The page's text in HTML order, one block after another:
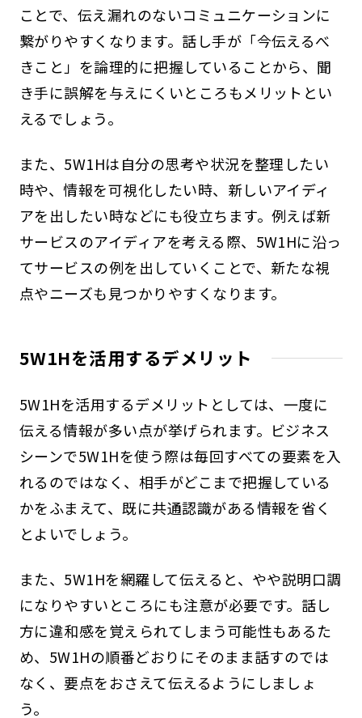
ことで、伝え漏れのないコミュニケーションに
繋がりやすくなります。話し手が「今伝えるべ
きこと」を論理的に把握していることから、聞
き手に誤解を与えにくいところもメリットとい
えるでしょう。
また、5W1Hは自分の思考や状況を整理したい
時や、情報を可視化したい時、新しいアイディ
アを出したい時などにも役立ちます。例えば新
サービスのアイディアを考える際、5W1Hに沿っ
てサービスの例を出していくことで、新たな視
点やニーズも見つかりやすくなります。
5W1Hを活用するデメリット
5W1Hを活用するデメリットとしては、一度に
伝える情報が多い点が挙げられます。ビジネス
シーンで5W1Hを使う際は毎回すべての要素を入
れるのではなく、相手がどこまで把握している
かをふまえて、既に共通認識がある情報を省く
とよいでしょう。
また、5W1Hを網羅して伝えると、やや説明口調
になりやすいところにも注意が必要です。話し
方に違和感を覚えられてしまう可能性もあるた
め、5W1Hの順番どおりにそのまま話すのでは
なく、要点をおさえて伝えるようにしましょ
う。